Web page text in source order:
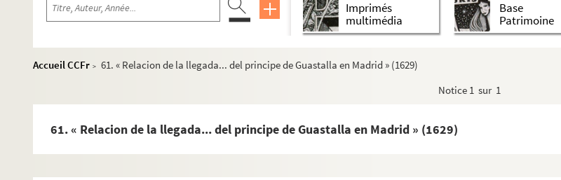
Imprimés
multimédia
Base
Patrimoine
Accueil CCFr > 61. « Relacion de la llegada... del principe de Guastalla en Madrid » (1629)
Notice 1 sur 1
61. « Relacion de la llegada... del principe de Guastalla en Madrid » (1629)
Fol. 285. « Ordonnance de la cérémonie à estre observée en la tradition de l'espée et chapeau bénit, envoyez p...
Fol. 288. « ... Chapitre des chevaliers de Saint-Jacques à Toledo... »
Fol. 296. « ... Translation del santissimo Sacramento de la parroquia vezina de San Juan a su real capilla en ...